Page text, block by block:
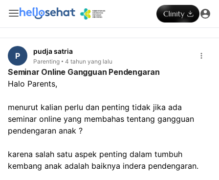
P pudja satria
Parenting 4 tahun yang lalu
Seminar Online Gangguan Pendengaran
Halo Parents,
menurut kalian perlu dan penting tidak jika ada
seminar online yang membahas tentang gangguan
pendengaran anak ?
karena salah satu aspek penting dalam tumbuh
kembang anak adalah baiknya indera pendengaran.